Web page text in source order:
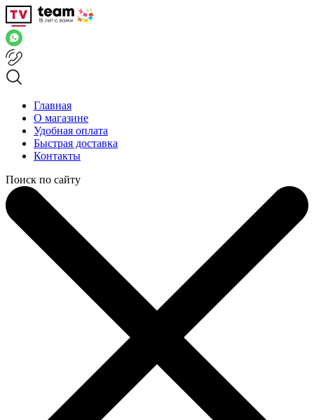
Главная
О магазине
Удобная оплата
Быстрая доставка
Контакты
Поиск по сайту